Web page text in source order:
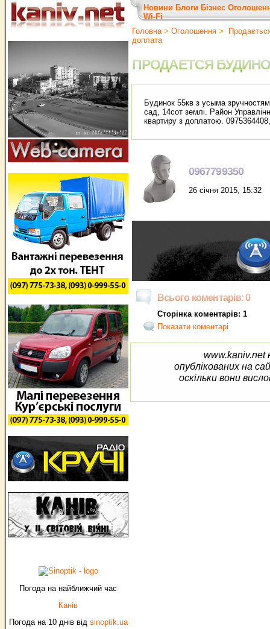
Погода на найближчий час
Канів
Погода на 10 днів від sinoptik.ua
Новини Блоги Бізнес
Wi-Fi
Головна> Оголошення >
доплата
ПРОДАЕТСЯ
Будинок 55кв з усыма
сад, 14сот землі. Район
квартиру з доплатою.
0967799350
26 січня 2015, 15:32
Всього коментарів: 0
Сторінка коментарів: 1
Показати коментарі
www.kaniv.net
опублікованих на
оскільки вони